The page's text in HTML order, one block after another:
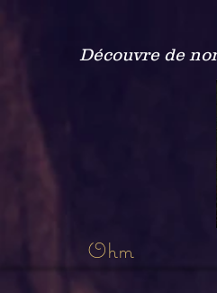
Découvre de
Ohm